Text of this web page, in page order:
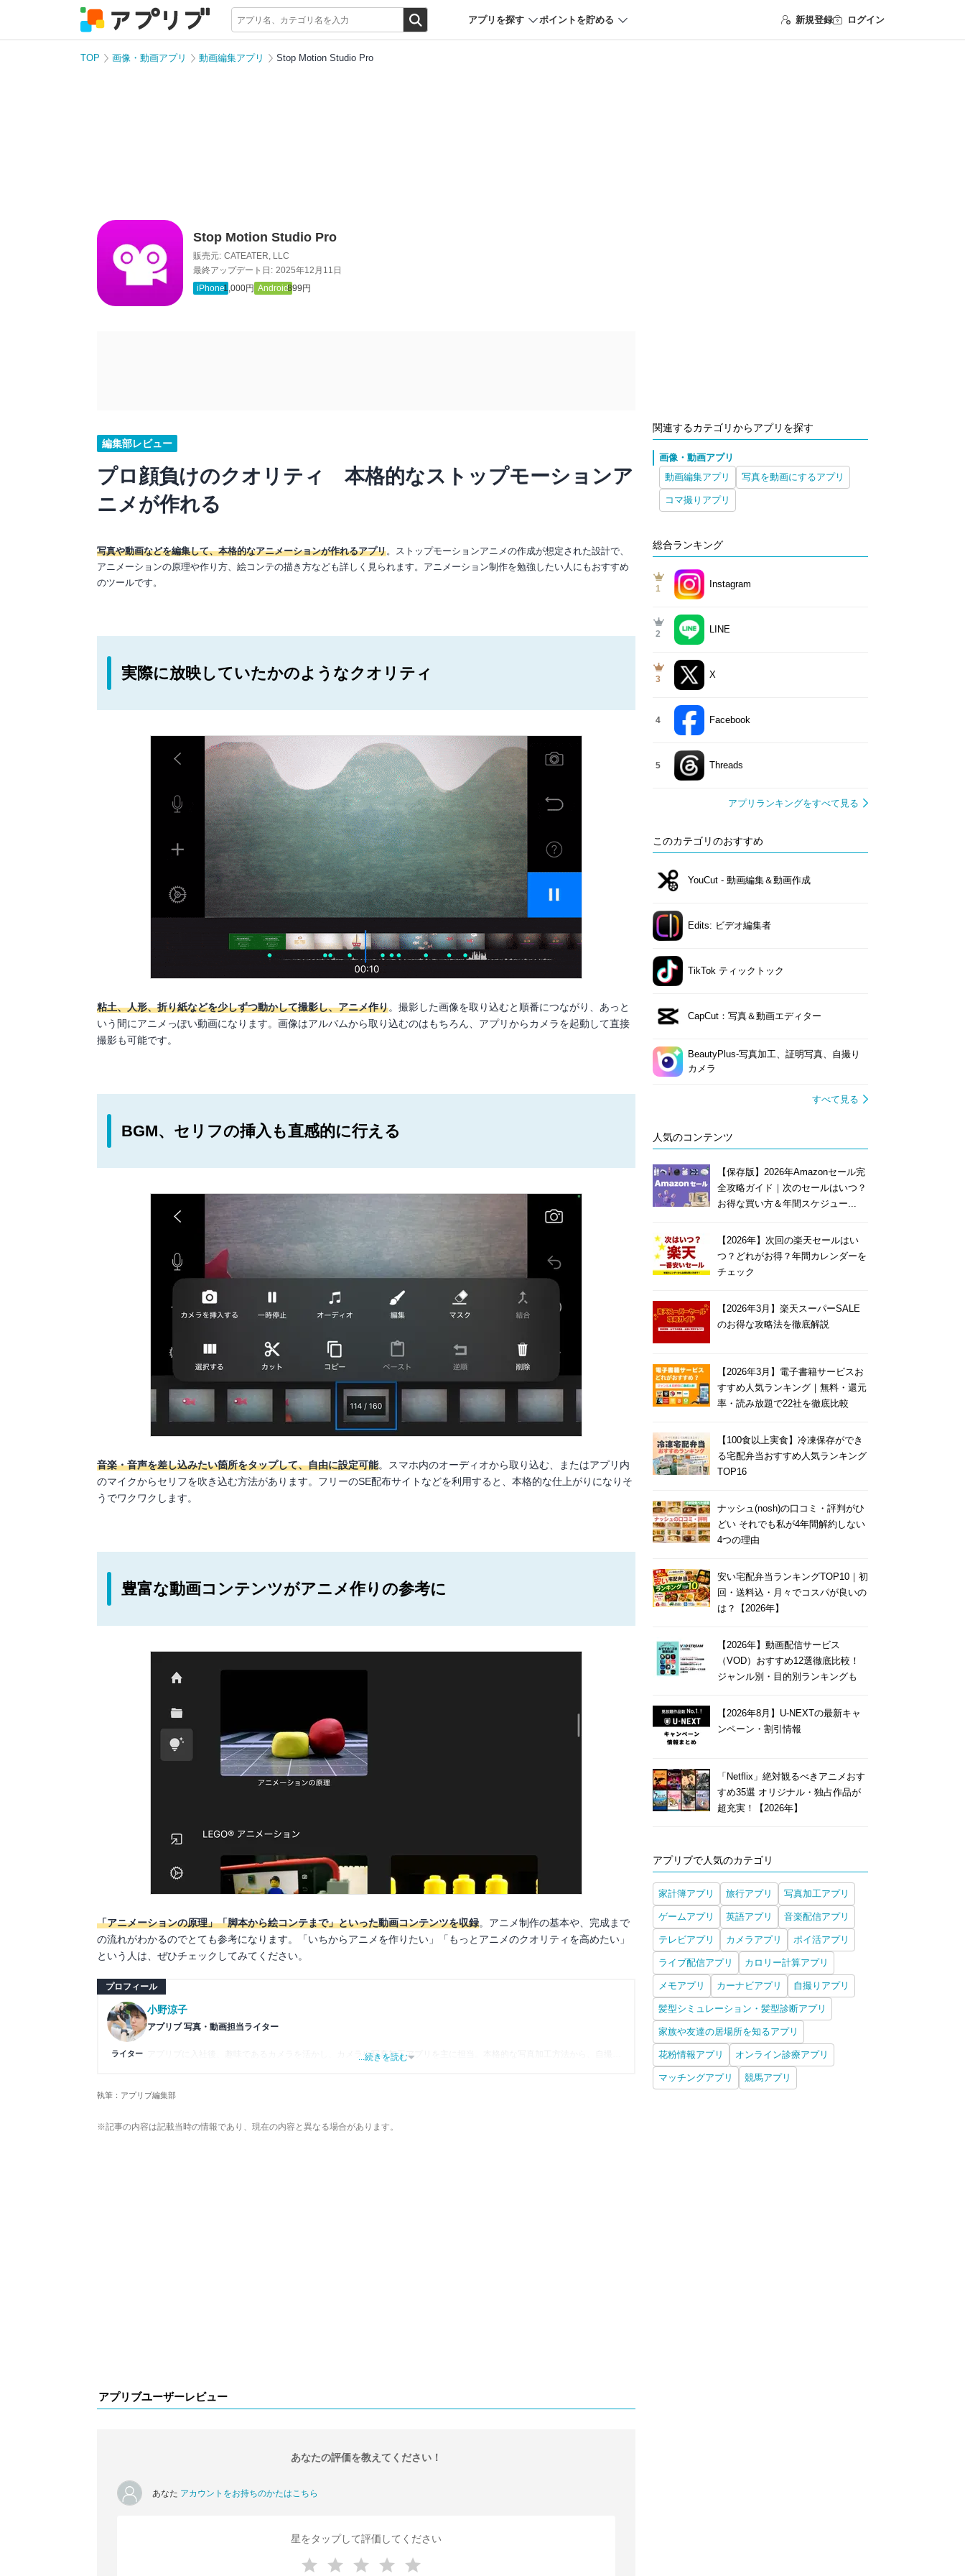
アプリを探す ポイントを貯める 新規登録 ログイン
TOP 画像・動画アプリ 動画編集アプリ Stop Motion Studio Pro
Stop Motion Studio Pro
販売元: CATEATER, LLC
最終アップデート日: 2025年12月11日
iPhone1,000円 Android899円
編集部レビュー
プロ顔負けのクオリティ 本格的なストップモーションア
ニメが作れる
写真や動画などを編集して、本格的なアニメーションが作れるアプリ。ストップモーションアニメの作成が想定された設計で、
アニメーションの原理や作り方、絵コンテの描き方なども詳しく見られます。アニメーション制作を勉強したい人にもおすすめ
のツールです。
実際に放映していたかのようなクオリティ
粘土、人形、折り紙などを少しずつ動かして撮影し、アニメ作り。撮影した画像を取り込むと順番につながり、あっと
いう間にアニメっぽい動画になります。画像はアルバムから取り込むのはもちろん、アプリからカメラを起動して直接
撮影も可能です。
BGM、セリフの挿入も直感的に行える
音楽・音声を差し込みたい箇所をタップして、自由に設定可能。スマホ内のオーディオから取り込む、またはアプリ内
のマイクからセリフを吹き込む方法があります。フリーのSE配布サイトなどを利用すると、本格的な仕上がりになりそ
うでワクワクします。
豊富な動画コンテンツがアニメ作りの参考に
「アニメーションの原理」「脚本から絵コンテまで」といった動画コンテンツを収録。アニメ制作の基本や、完成まで
の流れがわかるのでとても参考になります。「いちからアニメを作りたい」「もっとアニメのクオリティを高めたい」
という人は、ぜひチェックしてみてください。
プロフィール
ライター
小野涼子
アプリブ 写真・動画担当ライター
アプリブに入社後、趣味であるカメラを活かし、カメラや写真加工アプリを主に担当。本格的な写真加工方法から、自撮り
...続きを読む
執筆：アプリブ編集部
※記事の内容は記載当時の情報であり、現在の内容と異なる場合があります。
アプリブユーザーレビュー
あなたの評価を教えてください！
あなた アカウントをお持ちのかたはこちら
星をタップして評価してください
関連するカテゴリからアプリを探す
画像・動画アプリ
動画編集アプリ
写真を動画にするアプリ
コマ撮りアプリ
総合ランキング
1 Instagram
2 LINE
3 X
4 Facebook
5 Threads
アプリランキングをすべて見る
このカテゴリのおすすめ
YouCut - 動画編集＆動画作成
Edits: ビデオ編集者
TikTok ティックトック
CapCut：写真＆動画エディター
BeautyPlus-写真加工、証明写真、自撮り
カメラ
すべて見る
人気のコンテンツ
【保存版】2026年Amazonセール完
全攻略ガイド｜次のセールはいつ？
お得な買い方＆年間スケジュー...
【2026年】次回の楽天セールはい
つ？どれがお得？年間カレンダーを
チェック
【2026年3月】楽天スーパーSALE
のお得な攻略法を徹底解説
【2026年3月】電子書籍サービスお
すすめ人気ランキング｜無料・還元
率・読み放題で22社を徹底比較
【100食以上実食】冷凍保存ができ
る宅配弁当おすすめ人気ランキング
TOP16
ナッシュ(nosh)の口コミ・評判がひ
どい それでも私が4年間解約しない
4つの理由
安い宅配弁当ランキングTOP10｜初
回・送料込・月々でコスパが良いの
は？【2026年】
【2026年】動画配信サービス
（VOD）おすすめ12選徹底比較！
ジャンル別・目的別ランキングも
【2026年8月】U-NEXTの最新キャ
ンペーン・割引情報
「Netflix」絶対観るべきアニメおす
すめ35選 オリジナル・独占作品が
超充実！【2026年】
アプリブで人気のカテゴリ
家計簿アプリ 旅行アプリ 写真加工アプリ
ゲームアプリ 英語アプリ 音楽配信アプリ
テレビアプリ カメラアプリ ポイ活アプリ
ライブ配信アプリ カロリー計算アプリ
メモアプリ カーナビアプリ 自撮りアプリ
髪型シミュレーション・髪型診断アプリ
家族や友達の居場所を知るアプリ
花粉情報アプリ オンライン診療アプリ
マッチングアプリ 競馬アプリ